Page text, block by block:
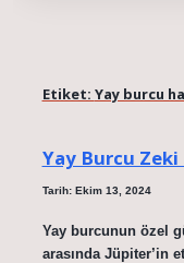
Etiket: Yay burcu
Yay Burcu Zeki
Tarih: Ekim 13, 2024
Yay burcunun özel
arasında Jüpiter’in